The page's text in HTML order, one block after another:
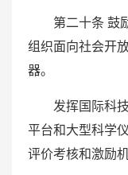
第二十条 鼓励
组织面向社会开
器。
发挥国际科技
平台和大型科学
评价考核和激励机